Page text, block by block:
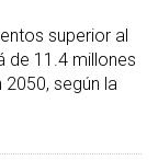
superior al
de 11.4 millones
según la